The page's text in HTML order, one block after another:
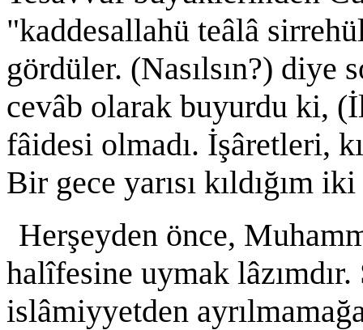
"kaddesallahü teâlâ
gördüler. (Nasılsın?) diye
cevâb olarak buyurdu ki,
fâidesi olmadı. İşâretleri,
Bir gece yarısı kıldığım
Herşeyden önce,
halîfesine uymak
islâmiyyetden